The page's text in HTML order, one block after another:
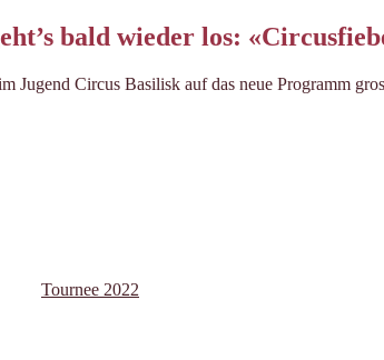
bald wieder los:
Jugend Circus Basilisk auf das neue Programm
Tournee 2022